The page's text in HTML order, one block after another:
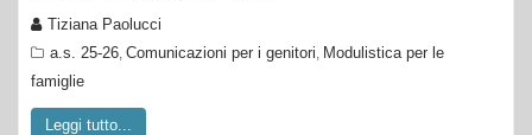
Tiziana Paolucci
a.s. 25-26, Comunicazioni per i genitori, Modulistica per le
famiglie
Leggi tutto...